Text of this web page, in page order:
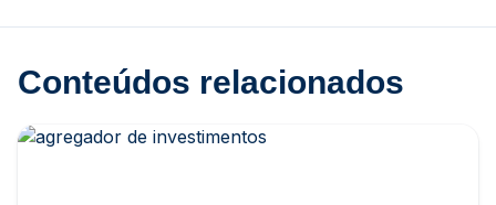
Conteúdos relacionados